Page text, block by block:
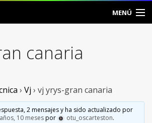
MENÚ
canaria
› Vj › vj yrys-gran canaria
2 mensajes y ha sido actualizado por
10 mesespor otu_oscarteston.